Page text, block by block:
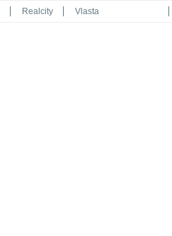
Realcity Vlasta